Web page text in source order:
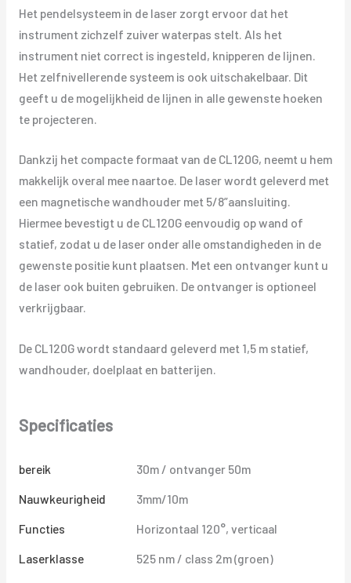
Het pendelsysteem in de laser zorgt ervoor dat het
instrument zichzelf zuiver waterpas stelt. Als het
instrument niet correct is ingesteld, knipperen de lijnen.
Het zelfnivellerende systeem is ook uitschakelbaar. Dit
geeft u de mogelijkheid de lijnen in alle gewenste hoeken
te projecteren.
Dankzij het compacte formaat van de CL120G, neemt u hem
makkelijk overal mee naartoe. De laser wordt geleverd met
een magnetische wandhouder met 5/8”aansluiting.
Hiermee bevestigt u de CL120G eenvoudig op wand of
statief, zodat u de laser onder alle omstandigheden in de
gewenste positie kunt plaatsen. Met een ontvanger kunt u
de laser ook buiten gebruiken. De ontvanger is optioneel
verkrijgbaar.
De CL120G wordt standaard geleverd met 1,5 m statief,
wandhouder, doelplaat en batterijen.
Specificaties
bereik
30m / ontvanger 50m
Nauwkeurigheid
3mm/10m
Functies
Horizontaal 120°, verticaal
Laserklasse
525 nm / class 2m (groen)